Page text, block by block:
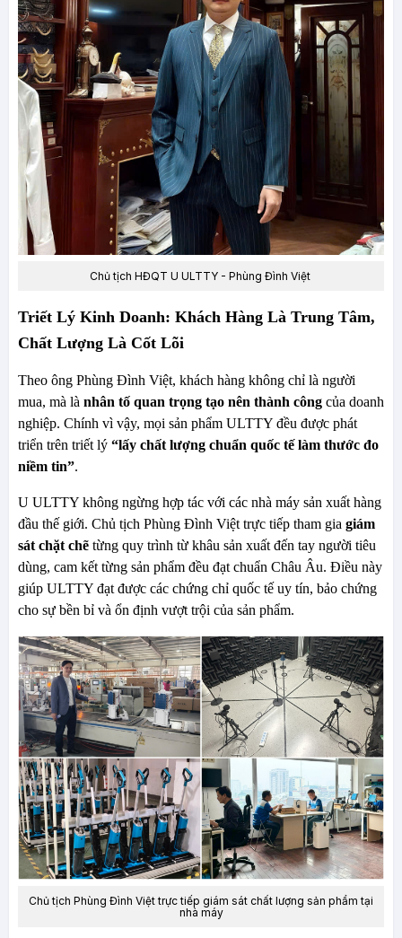
Chủ tịch HĐQT U ULTTY - Phùng Đình Việt
Triết Lý Kinh Doanh: Khách Hàng Là Trung Tâm,
Chất Lượng Là Cốt Lõi
Theo ông Phùng Đình Việt, khách hàng không chỉ là người
mua, mà là nhân tố quan trọng tạo nên thành công của doanh
nghiệp. Chính vì vậy, mọi sản phẩm ULTTY đều được phát
triển trên triết lý “lấy chất lượng chuẩn quốc tế làm thước đo
niềm tin”.
U ULTTY không ngừng hợp tác với các nhà máy sản xuất hàng
đầu thế giới. Chủ tịch Phùng Đình Việt trực tiếp tham gia giám
sát chặt chẽ từng quy trình từ khâu sản xuất đến tay người tiêu
dùng, cam kết từng sản phẩm đều đạt chuẩn Châu Âu. Điều này
giúp ULTTY đạt được các chứng chỉ quốc tế uy tín, bảo chứng
cho sự bền bỉ và ổn định vượt trội của sản phẩm.
Chủ tịch Phùng Đình Việt trực tiếp giám sát chất lượng sản phẩm tại
nhà máy